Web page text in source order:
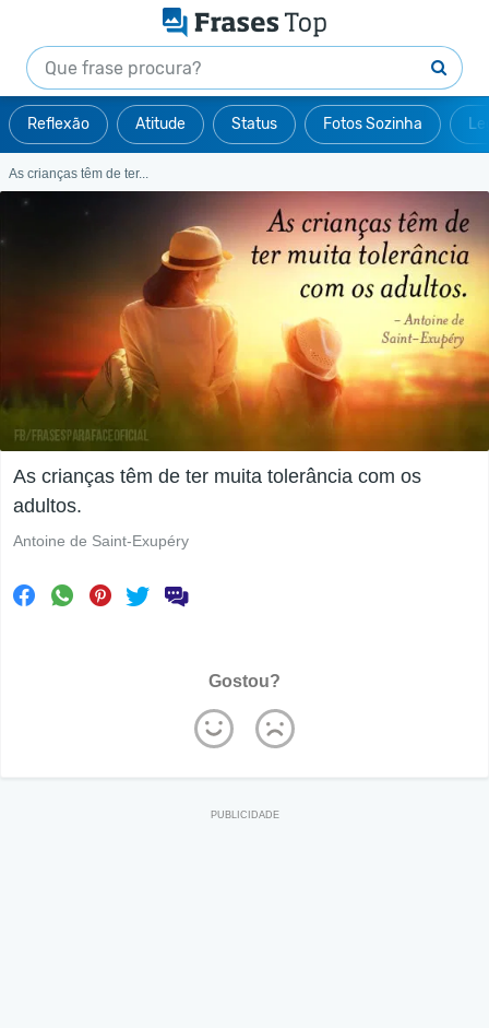
Reflexão Atitude Status Fotos Sozinha
As crianças têm de ter...
As crianças têm de ter muita tolerância com os
adultos.
Antoine de Saint-Exupéry
Gostou?